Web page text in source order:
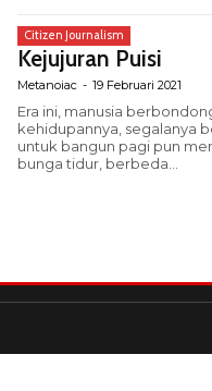
Citizen Journalism
Kejujuran Puisi
Metanoiac - 19 Februari 2021
Era ini, manusia
kehidupannya, segalanya
untuk bangun pagi pun
bunga tidur, berbeda...